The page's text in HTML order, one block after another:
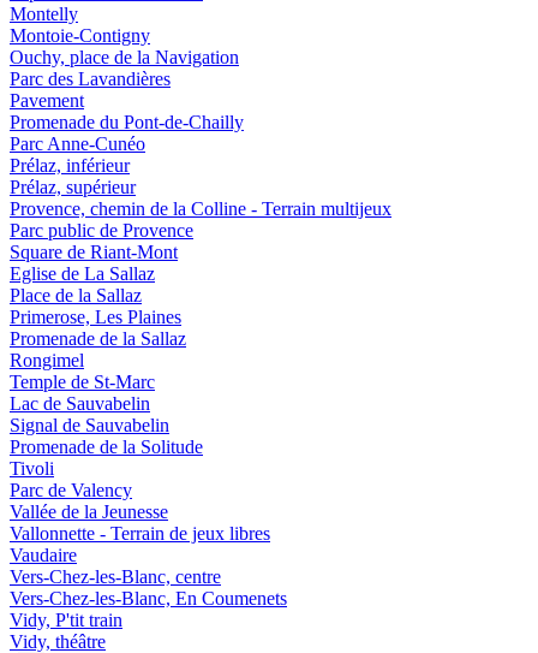
Montelly
Montoie-Contigny
Ouchy, place de la Navigation
Parc des Lavandières
Pavement
Promenade du Pont-de-Chailly
Parc Anne-Cunéo
Prélaz, inférieur
Prélaz, supérieur
Provence, chemin de la Colline - Terrain multijeux
Parc public de Provence
Square de Riant-Mont
Eglise de La Sallaz
Place de la Sallaz
Primerose, Les Plaines
Promenade de la Sallaz
Rongimel
Temple de St-Marc
Lac de Sauvabelin
Signal de Sauvabelin
Promenade de la Solitude
Tivoli
Parc de Valency
Vallée de la Jeunesse
Vallonnette - Terrain de jeux libres
Vaudaire
Vers-Chez-les-Blanc, centre
Vers-Chez-les-Blanc, En Coumenets
Vidy, P'tit train
Vidy, théâtre